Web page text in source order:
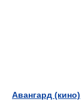
Авангард (кино)